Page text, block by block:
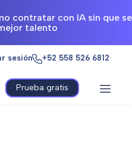
contratar con IA sin que se
talento
sesión +52 558 526 6812
Prueba gratis